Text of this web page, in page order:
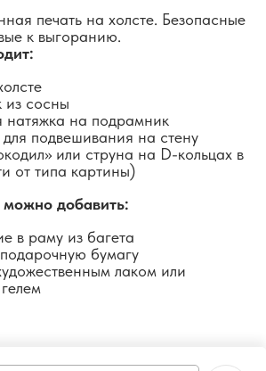
печать на холсте. Безопасные
к выгоранию.
сосны
натяжка на подрамник
подвешивания на стену
или струна на D-кольцах в
от типа картины)
добавить:
в раму из багета
бумагу
лаком или